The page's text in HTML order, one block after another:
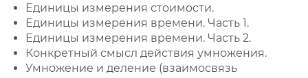
Единицы измерения стоимости.
Единицы измерения времени. Часть 1.
Единицы измерения времени. Часть 2.
Конкретный смысл действия умножения.
Умножение и деление (взаимосвязь